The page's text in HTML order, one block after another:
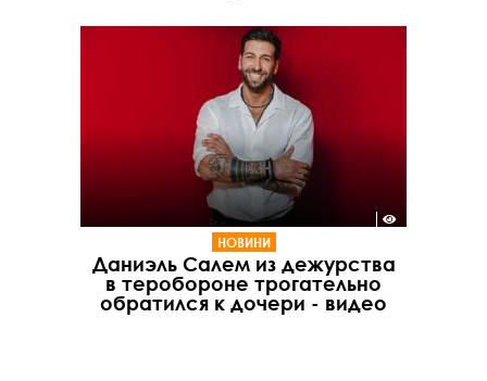
НОВИНИ
Даниэль Салем из дежурства
в теробороне трогательно
обратился к дочери - видео